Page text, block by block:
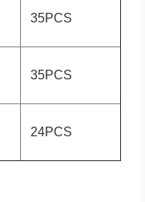
35PCS
35PCS
24PCS